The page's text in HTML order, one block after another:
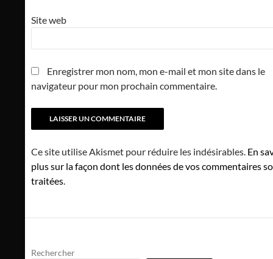
Site web
Enregistrer mon nom, mon e-mail et mon site dans le
navigateur pour mon prochain commentaire.
Ce site utilise Akismet pour réduire les indésirables. En
plus sur la façon dont les données de vos commentaires
traitées.
Rechercher